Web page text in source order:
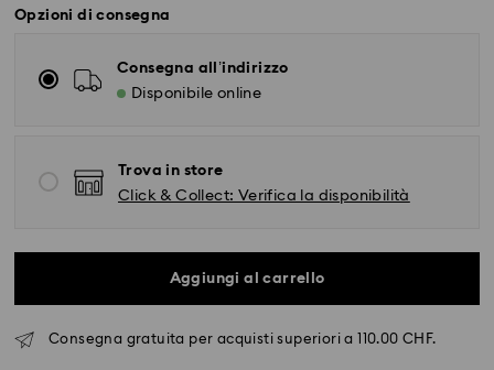
Opzioni di consegna
Consegna all’indirizzo
Disponibile online
Trova in store
Click & Collect: Verifica la disponibilità
Aggiungi al carrello
Consegna gratuita per acquisti superiori a 110.00 CHF.